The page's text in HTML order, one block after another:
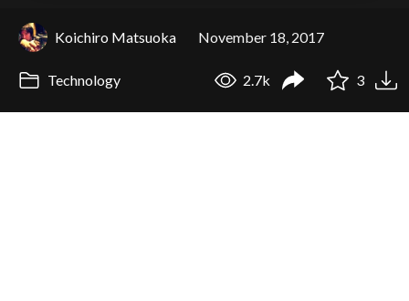
Koichiro Matsuoka November 18, 2017
Technology 2.7k 3